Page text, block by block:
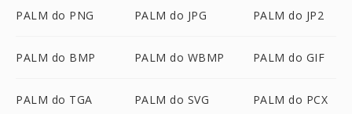
PALM do PNG PALM do JPG PALM do JP2
PALM do BMP PALM do WBMP PALM do GIF
PALM do TGA PALM do SVG PALM do PCX